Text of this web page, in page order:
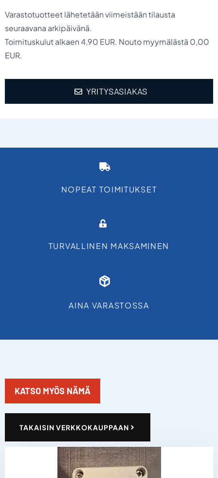
Varastotuotteet lähetetään viimeistään tilausta
seuraavana arkipäivänä.
Toimituskulut alkaen 4,90 EUR. Nouto myymälästä 0,00
EUR.
YRITYSASIAKAS
NOPEAT TOIMITUKSET
TURVALLINEN MAKSAMINEN
AINA VARASTOSSA
KATSO MYÖS NÄMÄ
TAKAISIN VERKKOKAUPPAAN